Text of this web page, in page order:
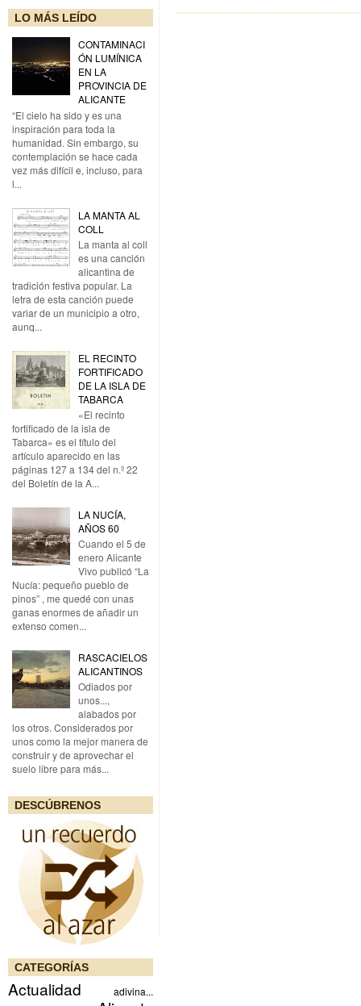
LO MÁS LEÍDO
CONTAMINACI
ÓN LUMÍNICA
EN LA
PROVINCIA DE
ALICANTE
“El cielo ha sido y es una
inspiración para toda la
humanidad. Sin embargo, su
contemplación se hace cada
vez más difícil e, incluso, para
l...
LA MANTA AL
COLL
La manta al coll
es una canción
alicantina de
tradición festiva popular. La
letra de esta canción puede
variar de un municipio a otro,
aunq...
EL RECINTO
FORTIFICADO
DE LA ISLA DE
TABARCA
«El recinto
fortificado de la isla de
Tabarca» es el título del
artículo aparecido en las
páginas 127 a 134 del n.º 22
del Boletín de la A...
LA NUCÍA,
AÑOS 60
Cuando el 5 de
enero Alicante
Vivo publicó “La
Nucía: pequeño pueblo de
pinos” , me quedé con unas
ganas enormes de añadir un
extenso comen...
RASCACIELOS
ALICANTINOS
Odiados por
unos...,
alabados por
los otros. Considerados por
unos como la mejor manera de
construir y de aprovechar el
suelo libre para más...
DESCÚBRENOS
CATEGORÍAS
Actualidad adivina...